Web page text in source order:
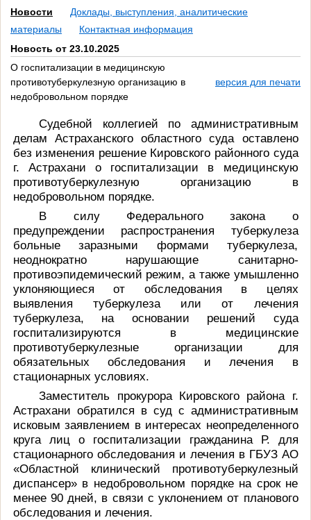
Новости
Доклады, выступления, аналитические
материалы
Контактная информация
Новость от 23.10.2025
О госпитализации в медицинскую
противотуберкулезную организацию в
недобровольном порядке
версия для печати
Судебной коллегией по административным
делам Астраханского областного суда оставлено
без изменения решение Кировского районного суда
г. Астрахани о госпитализации в медицинскую
противотуберкулезную организацию в
недобровольном порядке.
В силу Федерального закона о
предупреждении распространения туберкулеза
больные заразными формами туберкулеза,
неоднократно нарушающие санитарно-
противоэпидемический режим, а также умышленно
уклоняющиеся от обследования в целях
выявления туберкулеза или от лечения
туберкулеза, на основании решений суда
госпитализируются в медицинские
противотуберкулезные организации для
обязательных обследования и лечения в
стационарных условиях.
Заместитель прокурора Кировского района г.
Астрахани обратился в суд с административным
исковым заявлением в интересах неопределенного
круга лиц о госпитализации гражданина Р. для
стационарного обследования и лечения в ГБУЗ АО
«Областной клинический противотуберкулезный
диспансер» в недобровольном порядке на срок не
менее 90 дней, в связи с уклонением от планового
обследования и лечения.